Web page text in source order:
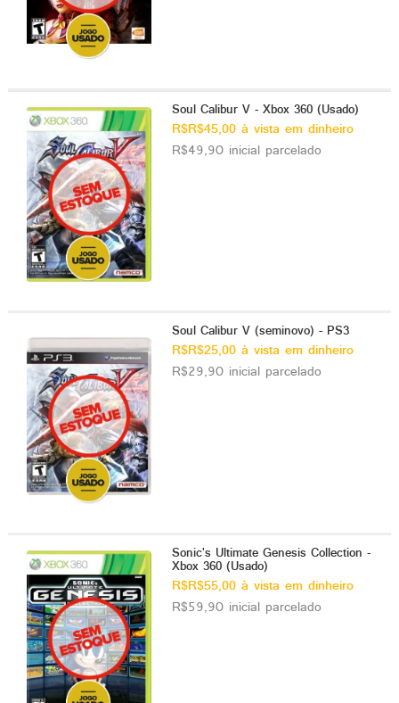
Soul Calibur V - Xbox 360 (Usado)
R$R$45,00 à vista em dinheiro
R$49,90 inicial parcelado
Soul Calibur V (seminovo) - PS3
R$R$25,00 à vista em dinheiro
R$29,90 inicial parcelado
Sonic's Ultimate Genesis Collection -
Xbox 360 (Usado)
R$R$55,00 à vista em dinheiro
R$59,90 inicial parcelado